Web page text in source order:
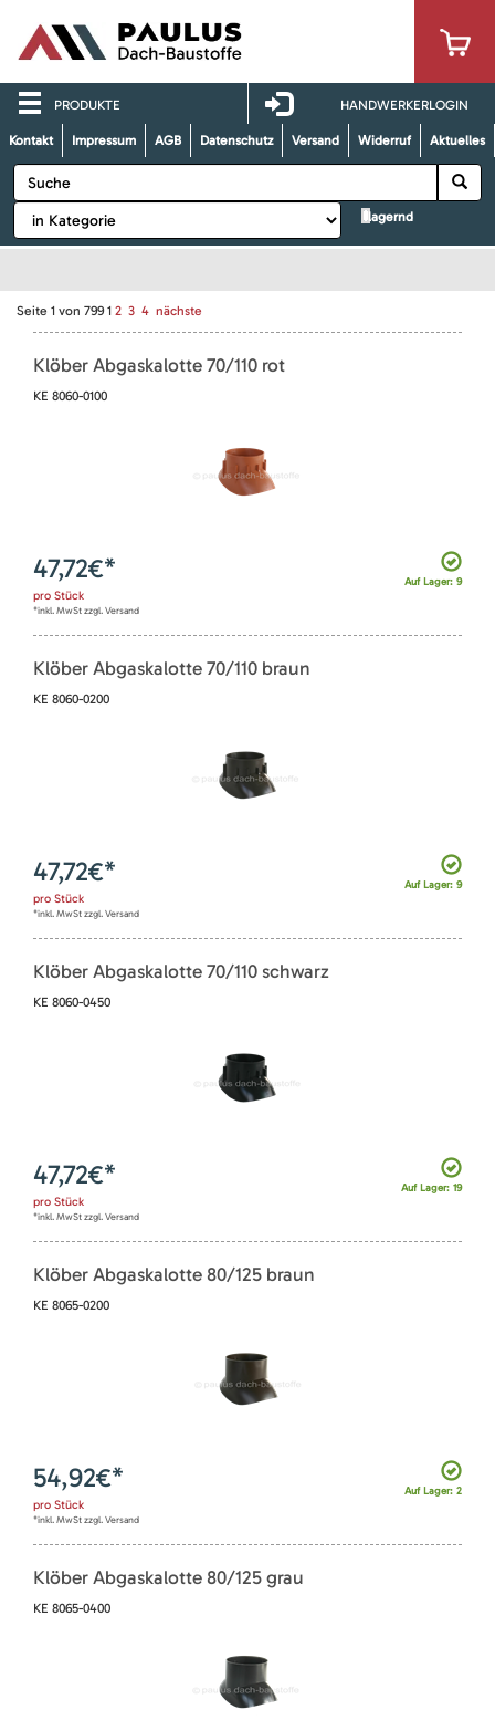
PRODUKTE HANDWERKERLOGIN
Kontakt Impressum AGB Datenschutz Versand Widerruf Aktuelles
lagernd
Seite 1 von 799 1 2 3 4 nächste
Klöber Abgaskalotte 70/110 rot
KE 8060-0100
Auf Lager: 9
47,72€*
pro Stück
*inkl. MwSt zzgl. Versand
Klöber Abgaskalotte 70/110 braun
KE 8060-0200
Auf Lager: 9
47,72€*
pro Stück
*inkl. MwSt zzgl. Versand
Klöber Abgaskalotte 70/110 schwarz
KE 8060-0450
Auf Lager: 19
47,72€*
pro Stück
*inkl. MwSt zzgl. Versand
Klöber Abgaskalotte 80/125 braun
KE 8065-0200
Auf Lager: 2
54,92€*
pro Stück
*inkl. MwSt zzgl. Versand
Klöber Abgaskalotte 80/125 grau
KE 8065-0400